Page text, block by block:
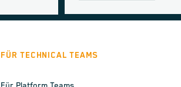
FÜR TECHNICAL TEAMS